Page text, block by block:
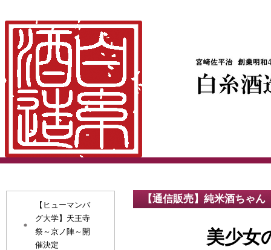
【通信販売】純米酒ちゃん
美少女
【ヒューマンバ
グ大学】天王寺
祭～京ノ陣～開
催決定